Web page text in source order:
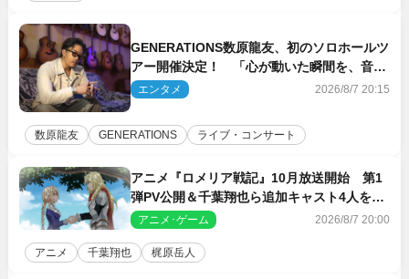
GENERATIONS数原龍友、初のソロホールツ
アー開催決定！ 「心が動いた瞬間を、音に
乗せてお届けできれば」
エンタメ 2026/8/7 20:15
数原龍友 GENERATIONS ライブ・コンサート
アニメ『ロメリア戦記』10月放送開始 第1
弾PV公開＆千葉翔也ら追加キャスト4人を発
表アニメ･ゲーム 2026/8/7 20:00
アニメ 千葉翔也 梶原岳人